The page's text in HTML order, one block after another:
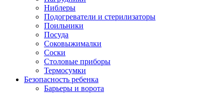
Ниблеры
Подогреватели и стерилизаторы
Поильники
Посуда
Соковыжималки
Соски
Столовые приборы
Термосумки
Безопасность ребенка
Барьеры и ворота